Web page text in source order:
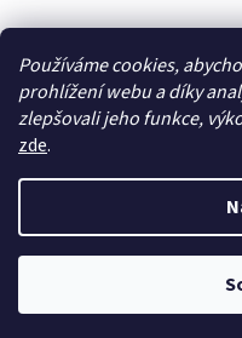
Používáme cookies,
prohlížení webu a díky
zlepšovali jeho funkce,
zde.
Copyright 2026TOP